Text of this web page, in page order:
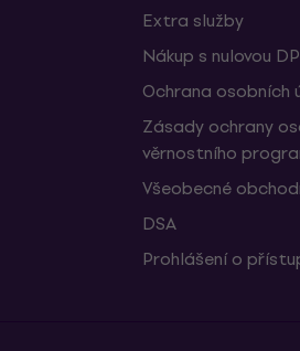
Extra služby
Nákup s nulovou
Ochrana osobních
Zásady ochrany
věrnostního
Všeobecné
DSA
Prohlášení o